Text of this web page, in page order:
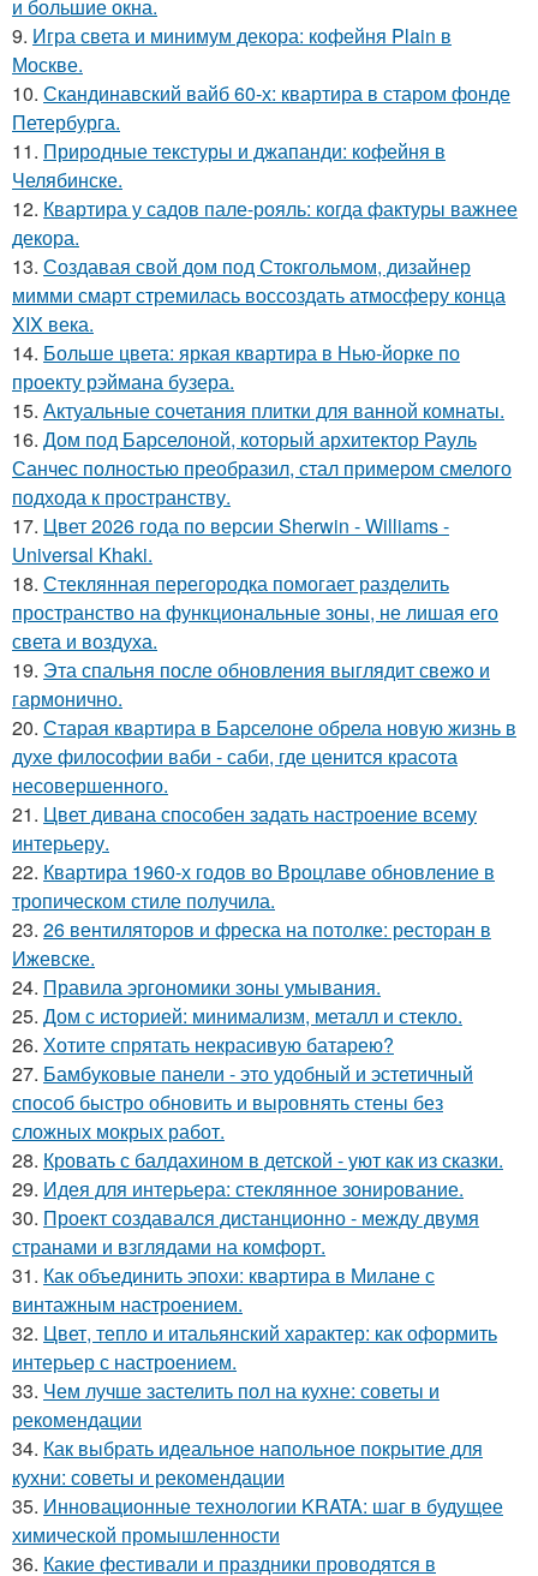
и большие окна.
9. Игра света и минимум декора: кофейня Plain в
Москве.
10. Скандинавский вайб 60-х: квартира в старом фонде
Петербурга.
11. Природные текстуры и джапанди: кофейня в
Челябинске.
12. Квартира у садов пале-рояль: когда фактуры важнее
декора.
13. Создавая свой дом под Стокгольмом, дизайнер
мимми смарт стремилась воссоздать атмосферу конца
XIX века.
14. Больше цвета: яркая квартира в Нью-йорке по
проекту рэймана бузера.
15. Актуальные сочетания плитки для ванной комнаты.
16. Дом под Барселоной, который архитектор Рауль
Санчес полностью преобразил, стал примером смелого
подхода к пространству.
17. Цвет 2026 года по версии Sherwin - Williams -
Universal Khaki.
18. Стеклянная перегородка помогает разделить
пространство на функциональные зоны, не лишая его
света и воздуха.
19. Эта спальня после обновления выглядит свежо и
гармонично.
20. Старая квартира в Барселоне обрела новую жизнь в
духе философии ваби - саби, где ценится красота
несовершенного.
21. Цвет дивана способен задать настроение всему
интерьеру.
22. Квартира 1960-х годов во Вроцлаве обновление в
тропическом стиле получила.
23. 26 вентиляторов и фреска на потолке: ресторан в
Ижевске.
24. Правила эргономики зоны умывания.
25. Дом с историей: минимализм, металл и стекло.
26. Хотите спрятать некрасивую батарею?
27. Бамбуковые панели - это удобный и эстетичный
способ быстро обновить и выровнять стены без
сложных мокрых работ.
28. Кровать с балдахином в детской - уют как из сказки.
29. Идея для интерьера: стеклянное зонирование.
30. Проект создавался дистанционно - между двумя
странами и взглядами на комфорт.
31. Как объединить эпохи: квартира в Милане с
винтажным настроением.
32. Цвет, тепло и итальянский характер: как оформить
интерьер с настроением.
33. Чем лучше застелить пол на кухне: советы и
рекомендации
34. Как выбрать идеальное напольное покрытие для
кухни: советы и рекомендации
35. Инновационные технологии KRATA: шаг в будущее
химической промышленности
36. Какие фестивали и праздники проводятся в